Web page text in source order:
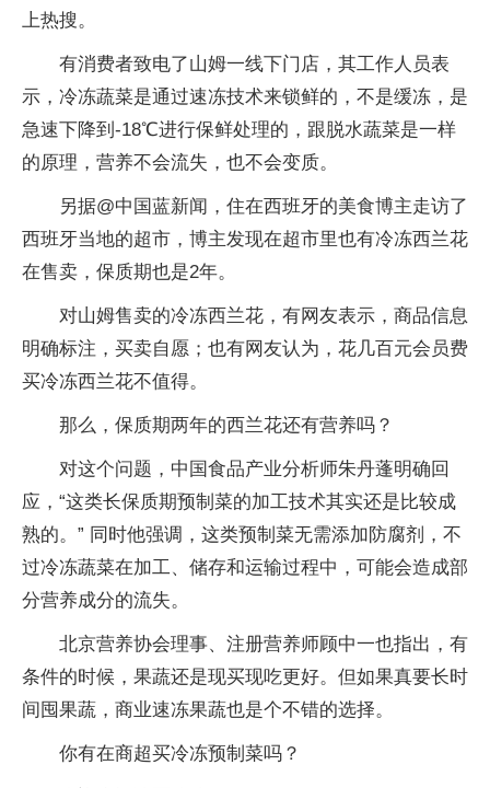
上热搜。
有消费者致电了山姆一线下门店，其工作人员表
示，冷冻蔬菜是通过速冻技术来锁鲜的，不是缓冻，是
急速下降到-18℃进行保鲜处理的，跟脱水蔬菜是一样
的原理，营养不会流失，也不会变质。
另据@中国蓝新闻，住在西班牙的美食博主走访了
西班牙当地的超市，博主发现在超市里也有冷冻西兰花
在售卖，保质期也是2年。
对山姆售卖的冷冻西兰花，有网友表示，商品信息
明确标注，买卖自愿；也有网友认为，花几百元会员费
买冷冻西兰花不值得。
那么，保质期两年的西兰花还有营养吗？
对这个问题，中国食品产业分析师朱丹蓬明确回
应，“这类长保质期预制菜的加工技术其实还是比较成
熟的。” 同时他强调，这类预制菜无需添加防腐剂，不
过冷冻蔬菜在加工、储存和运输过程中，可能会造成部
分营养成分的流失。
北京营养协会理事、注册营养师顾中一也指出，有
条件的时候，果蔬还是现买现吃更好。但如果真要长时
间囤果蔬，商业速冻果蔬也是个不错的选择。
你有在商超买冷冻预制菜吗？